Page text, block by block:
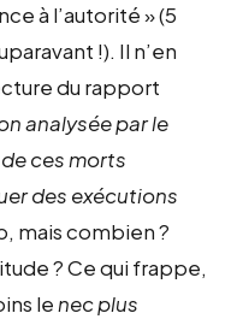
à l’autorité » (5
!). Il n’en
du rapport
analysée par le
de ces morts
des exécutions
mais combien ?
? Ce qui frappe,
lenec plus